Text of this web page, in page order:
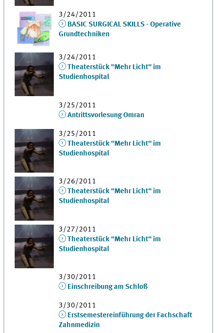
3/24/2011
BASIC SURGICAL SKILLS - Operative
Grundtechniken
3/24/2011
Theaterstück "Mehr Licht" im
Studienhospital
3/25/2011
Antrittsvorlesung Omran
3/25/2011
Theaterstück "Mehr Licht" im
Studienhospital
3/26/2011
Theaterstück "Mehr Licht" im
Studienhospital
3/27/2011
Theaterstück "Mehr Licht" im
Studienhospital
3/30/2011
Einschreibung am Schloß
3/30/2011
Erstsemestereinführung der Fachschaft
Zahnmedizin